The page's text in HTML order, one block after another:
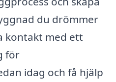
du drömmer
kontakt med ett
för
idag och få hjälp